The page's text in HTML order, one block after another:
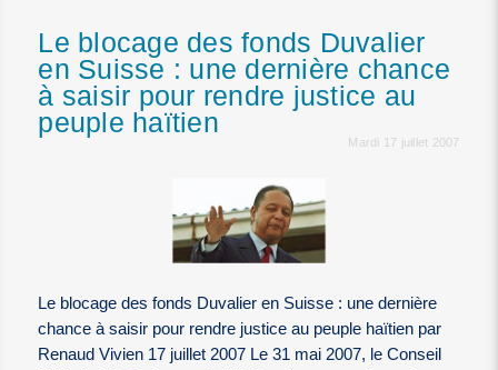
Le blocage des fonds Duvalier
en Suisse : une dernière chance
à saisir pour rendre justice au
peuple haïtien
Mardi 17 juillet 2007
Le blocage des fonds Duvalier en Suisse : une dernière
chance à saisir pour rendre justice au peuple haïtien par
Renaud Vivien 17 juillet 2007 Le 31 mai 2007, le Conseil